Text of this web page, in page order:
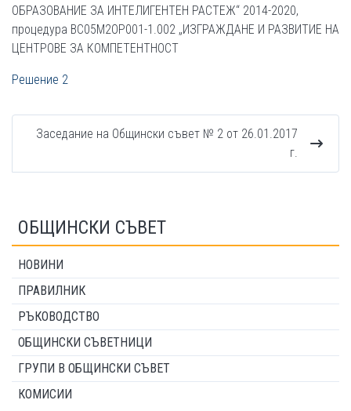
ОБРАЗОВАНИЕ ЗА ИНТЕЛИГЕНТЕН РАСТЕЖ“ 2014-2020,
процедура ВС05М2ОР001-1.002 „ИЗГРАЖДАНЕ И РАЗВИТИЕ НА
ЦЕНТРОВЕ ЗА КОМПЕТЕНТНОСТ
Решение 2
Заседание на Общински съвет № 2 от 26.01.2017
г.
ОБЩИНСКИ СЪВЕТ
НОВИНИ
ПРАВИЛНИК
РЪКОВОДСТВО
ОБЩИНСКИ СЪВЕТНИЦИ
ГРУПИ В ОБЩИНСКИ СЪВЕТ
КОМИСИИ